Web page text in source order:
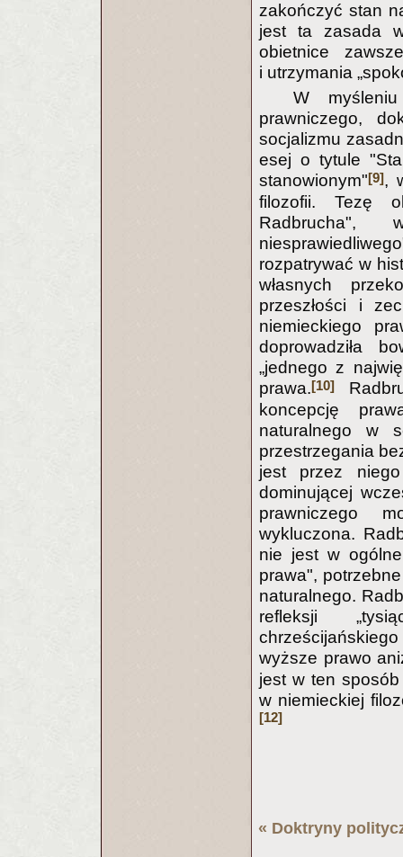
zakończyć stan
jest ta zasada
obietnice
i utrzymania
W myśleniu
prawniczego,
socjalizmu
esej o tytule
stanowionym"[9],
filozofii. Tezę
Radbrucha",
rozpatrywać w
własnych
przeszłości i
niemieckiego
doprowadziła
„jednego z
prawa.[10]
koncepcję
naturalnego w
przestrzegania
jest przez
dominującej
prawniczego
wykluczona.
nie jest w
prawa",
naturalnego.
refleksji
wyższe prawo
jest w ten
w niemieckiej
[12]
« Doktryny